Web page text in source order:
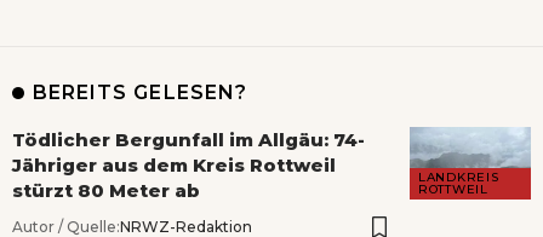
BEREITS GELESEN?
LANDKREIS
ROTTWEIL
Tödlicher Bergunfall im Allgäu: 74-
Jähriger aus dem Kreis Rottweil
stürzt 80 Meter ab
Autor / Quelle:NRWZ-Redaktion